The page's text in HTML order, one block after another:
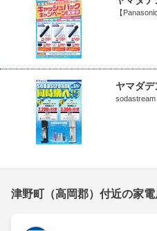
【
ヤマダ
津野町（高岡郡）付近の家電